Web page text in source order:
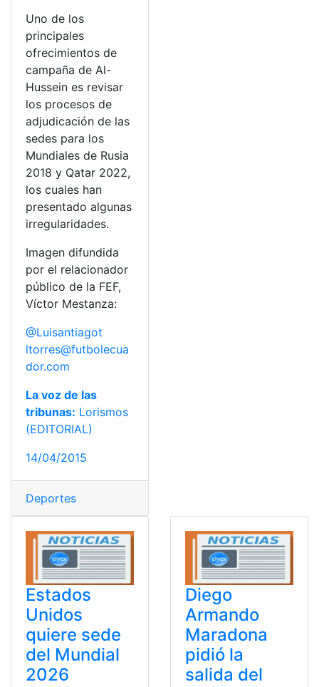
Uno de los
principales
ofrecimientos de
campaña de Al-
Hussein es revisar
los procesos de
adjudicación de las
sedes para los
Mundiales de Rusia
2018 y Qatar 2022,
los cuales han
presentado algunas
irregularidades.
Imagen difundida
por el relacionador
público de la FEF,
Víctor Mestanza:
@Luisantiagot
ltorres@futbolecua
dor.com
La voz de las
tribunas: Lorismos
(EDITORIAL)
14/04/2015
Deportes
Estados
Unidos
quiere sede
del Mundial
2026
Diego
Armando
Maradona
pidió la
salida del